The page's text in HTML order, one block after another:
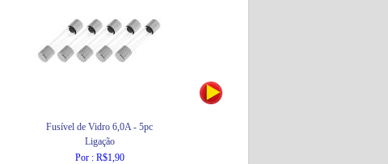
Fusível de Vidro 6,0A - 5pc
Ligação
Por : R$1,90